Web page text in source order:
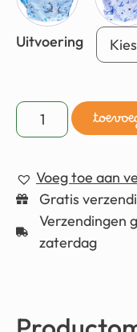
Uitvoering
Voeg toe aan
Gratis
Verzendingen
zaterdag